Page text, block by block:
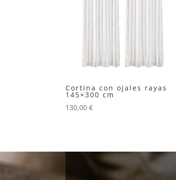
Cortina con ojales rayas
145×300 cm
130,00€